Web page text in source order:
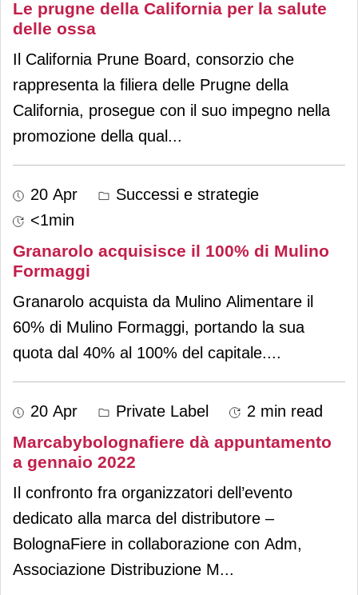
Le prugne della California per la salute
delle ossa
Il California Prune Board, consorzio che
rappresenta la filiera delle Prugne della
California, prosegue con il suo impegno nella
promozione della qual ...
20 Apr
Successi e strategie
<1min
Granarolo acquisisce il 100% di Mulino
Formaggi
Granarolo acquista da Mulino Alimentare il
60% di Mulino Formaggi, portando la sua
quota dal 40% al 100% del capitale....
20 Apr Private Label 2 min read
Marcabybolognafiere dà appuntamento
a gennaio 2022
Il confronto fra organizzatori dell’evento
dedicato alla marca del distributore –
BolognaFiere in collaborazione con Adm,
Associazione Distribuzione M...